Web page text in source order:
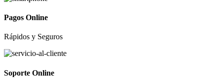
Pagos Online
Rápidos y Seguros
Soporte Online